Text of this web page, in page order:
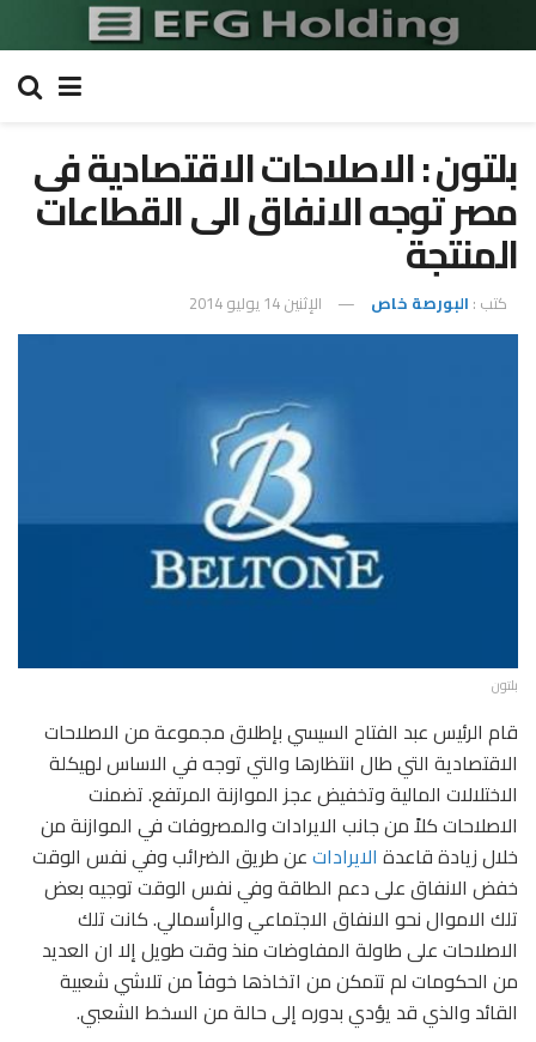
بلتون : الاصلاحات الاقتصادية فى
مصر توجه الانفاق الى القطاعات
المنتجة
كتب : البورصة خاص الإثنين 14 يوليو 2014
بلتون
قام الرئيس عبد الفتاح السيسي بإطلاق مجموعة من الاصلاحات
الاقتصادية التي طال انتظارها والتي توجه في الاساس لهيكلة
الاختلالات المالية وتخفيض عجز الموازنة المرتفع. تضمنت
الاصلاحات كلاً من جانب الايرادات والمصروفات في الموازنة من
خلال زيادة قاعدة الايراداتعن طريق الضرائب وفي نفس الوقت
خفض الانفاق على دعم الطاقة وفي نفس الوقت توجيه بعض
تلك الاموال نحو الانفاق الاجتماعي والرأسمالي. كانت تلك
الاصلاحات على طاولة المفاوضات منذ وقت طويل إلا ان العديد
من الحكومات لم تتمكن من اتخاذها خوفاً من تلاشي شعبية
القائد والذي قد يؤدي بدوره إلى حالة من السخط الشعبي.